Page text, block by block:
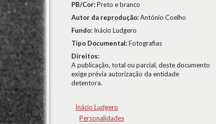
PB/Cor:Preto e branco
Autor da reprodução:António Coelho
Fundo: Inácio Ludgero
Tipo Documental:Fotografias
Direitos:
A publicação, total ou parcial, deste documento
exige prévia autorização da entidade
detentora.
Inácio Ludgero
Personalidades